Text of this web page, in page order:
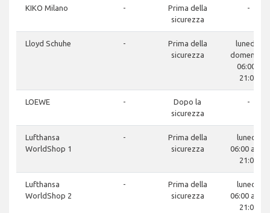
KIKO Milano -
Prima della
sicurezza
-
Lloyd Schuhe -
Prima della
sicurezza
lunedì -
domenica:
06:00 -
21:00
LOEWE -
Dopo la
sicurezza
-
Lufthansa
WorldShop 1
-
Prima della
sicurezza
lunedì:
06:00 am -
21:00
Lufthansa
WorldShop 2
-
Prima della
sicurezza
lunedì:
06:00 am -
21:00